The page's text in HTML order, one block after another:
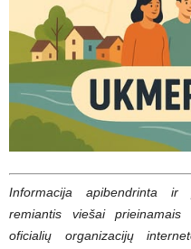
Informacija apibendrinta ir
remiantis viešai
oficialių organizacijų